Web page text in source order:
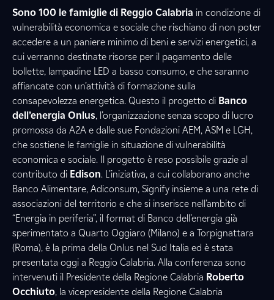
Sono 100 le famiglie di Reggio Calabria in condizione di
vulnerabilità economica e sociale che rischiano di non poter
accedere a un paniere minimo di beni e servizi energetici, a
cui verranno destinate risorse per il pagamento delle
bollette, lampadine LED a basso consumo, e che saranno
affiancate con un’attività di formazione sulla
consapevolezza energetica. Questo il progetto di Banco
dell’energia Onlus, l’organizzazione senza scopo di lucro
promossa da A2A e dalle sue Fondazioni AEM, ASM e LGH,
che sostiene le famiglie in situazione di vulnerabilità
economica e sociale. Il progetto è reso possibile grazie al
contributo di Edison. L’iniziativa, a cui collaborano anche
Banco Alimentare, Adiconsum, Signify insieme a una rete di
associazioni del territorio e che si inserisce nell’ambito di
“Energia in periferia”, il format di Banco dell’energia già
sperimentato a Quarto Oggiaro (Milano) e a Torpignattara
(Roma), è la prima della Onlus nel Sud Italia ed è stata
presentata oggi a Reggio Calabria. Alla conferenza sono
intervenuti il Presidente della Regione Calabria Roberto
Occhiuto, la vicepresidente della Regione Calabria